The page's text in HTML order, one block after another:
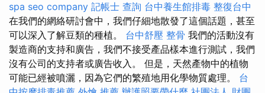
spa seo company 記帳士 查詢 台中養生館排毒 整復台中
在我們的網絡研討會中，我們仔細地散發了這個話題，甚至
可以深入了解豆類的種植。 台中舒壓 整骨 我們的活動沒有
製造商的支持和廣告，我們不接受產品樣本進行測試，我們
沒有公司的支持者或廣告收入。 但是，天然產物中的植物
可能已經被噴灑，因為它們的繁殖地用化學物質處理。 台